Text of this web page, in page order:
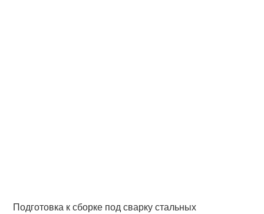
Подготовка к сборке под сварку стальных